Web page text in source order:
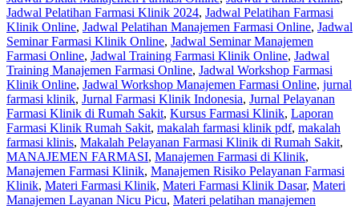
Jadwal Pelatihan Farmasi Klinik 2024, Jadwal Pelatihan Farmasi
Klinik Online, Jadwal Pelatihan Manajemen Farmasi Online, Jadwal
Seminar Farmasi Klinik Online, Jadwal Seminar Manajemen
Farmasi Online, Jadwal Training Farmasi Klinik Online, Jadwal
Training Manajemen Farmasi Online, Jadwal Workshop Farmasi
Klinik Online, Jadwal Workshop Manajemen Farmasi Online, jurnal
farmasi klinik, Jurnal Farmasi Klinik Indonesia, Jurnal Pelayanan
Farmasi Klinik di Rumah Sakit, Kursus Farmasi Klinik, Laporan
Farmasi Klinik Rumah Sakit, makalah farmasi klinik pdf, makalah
farmasi klinis, Makalah Pelayanan Farmasi Klinik di Rumah Sakit,
MANAJEMEN FARMASI, Manajemen Farmasi di Klinik,
Manajemen Farmasi Klinik, Manajemen Risiko Pelayanan Farmasi
Klinik, Materi Farmasi Klinik, Materi Farmasi Klinik Dasar, Materi
Manajemen Layanan Nicu Picu, Materi pelatihan manajemen